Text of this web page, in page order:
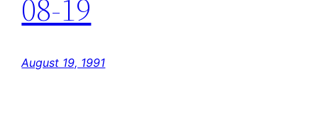
08-19
August 19, 1991